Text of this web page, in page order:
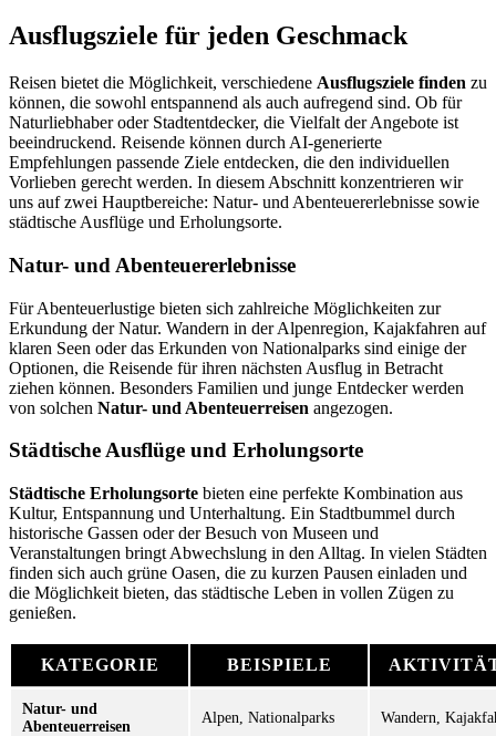
Ausflugsziele für jeden Geschmack
Reisen bietet die Möglichkeit, verschiedene Ausflugsziele finden zu
können, die sowohl entspannend als auch aufregend sind. Ob für
Naturliebhaber oder Stadtentdecker, die Vielfalt der Angebote ist
beeindruckend. Reisende können durch AI-generierte
Empfehlungen passende Ziele entdecken, die den individuellen
Vorlieben gerecht werden. In diesem Abschnitt konzentrieren wir
uns auf zwei Hauptbereiche: Natur- und Abenteuererlebnisse sowie
städtische Ausflüge und Erholungsorte.
Natur- und Abenteuererlebnisse
Für Abenteuerlustige bieten sich zahlreiche Möglichkeiten zur
Erkundung der Natur. Wandern in der Alpenregion, Kajakfahren auf
klaren Seen oder das Erkunden von Nationalparks sind einige der
Optionen, die Reisende für ihren nächsten Ausflug in Betracht
ziehen können. Besonders Familien und junge Entdecker werden
von solchen Natur- und Abenteuerreisen angezogen.
Städtische Ausflüge und Erholungsorte
Städtische Erholungsorte bieten eine perfekte Kombination aus
Kultur, Entspannung und Unterhaltung. Ein Stadtbummel durch
historische Gassen oder der Besuch von Museen und
Veranstaltungen bringt Abwechslung in den Alltag. In vielen Städten
finden sich auch grüne Oasen, die zu kurzen Pausen einladen und
die Möglichkeit bieten, das städtische Leben in vollen Zügen zu
genießen.
KATEGORIE BEISPIELE
Natur- und
Abenteuerreisen
Alpen, Nationalparks Wandern,